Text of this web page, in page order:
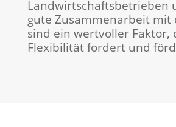
Landwirtschaftsbetrieben
gute Zusammenarbeit mit
sind ein wertvoller Faktor,
Flexibilität fordert und